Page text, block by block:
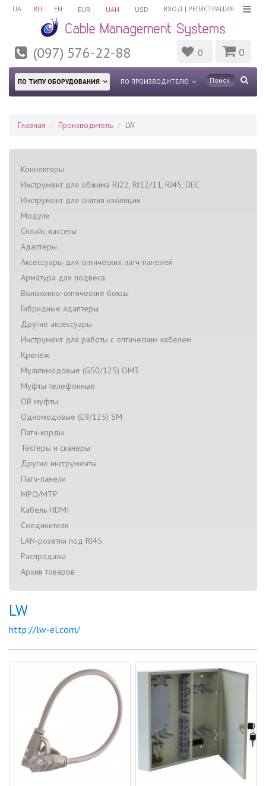
UA RU EN ВХОД | РЕГИСТРАЦИЯ
EUR UAH USD
(097) 576-22-88 0 0
ПО ТИПУ ОБОРУДОВАНИЯ ПО ПРОИЗВОДИТЕЛЮ
Главная Производитель LW
Коннекторы
Инструмент для обжима RJ22, RJ12/11, RJ45, DEC
Инструмент для снятия изоляции
Модули
Сплайс-кассеты
Адаптеры
Аксессуары для оптических патч-панелей
Арматура для подвеса
Волоконно-оптические боксы
Гибридные адаптеры
Другие аксессуары
Инструмент для работы с оптическим кабелем
Крепеж
Мультимодовые (G50/125) OM3
Муфты телефонные
ОВ муфты
Одномодовые (Е9/125) SM
Патч-корды
Тестеры и сканеры
Другие инструменты
Патч-панели
MPO/MTP
Кабель HDMI
Соединители
LAN-розетки под RJ45
Распродажа
Архив товаров
LW
http://lw-el.com/